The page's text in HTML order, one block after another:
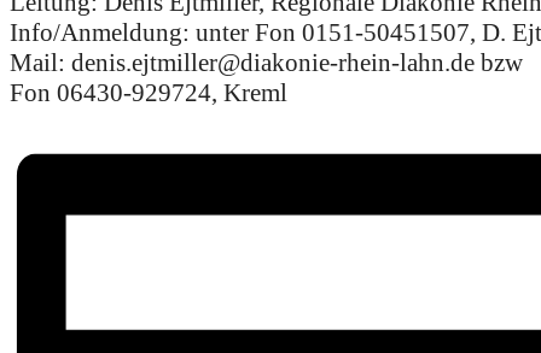
Info/Anmeldung: unter Fon 0151-50451507, D.
Mail: denis.ejtmiller@diakonie-rhein-lahn.de bzw
Fon 06430-929724, Kreml